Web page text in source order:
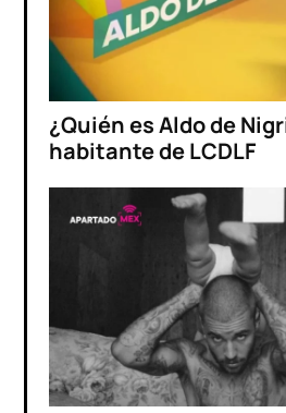
¿Quién es Aldo de
habitante de LCDLF